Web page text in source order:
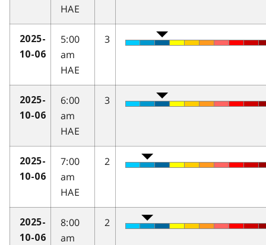
HAE
2025-
10-06
5:00
am
HAE
3
2025-
10-06
6:00
am
HAE
3
2025-
10-06
7:00
am
HAE
2
2025-
10-06
8:00
am
2